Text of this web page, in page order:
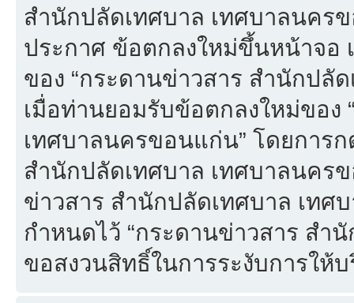
สำนักปลัดเทศบาล เทศบาลนคร
ประกาศ ข้อตกลงใหม่ขึ้นหน้าจอ
ของ “กระดานข่าวสาร สำนักปลั
เมื่อท่านยอมรับข้อตกลงใหม่ของ
เทศบาลนครขอนแก่น” โดยการ
สำนักปลัดเทศบาล เทศบาลนคร
ข่าวสาร สำนักปลัดเทศบาล เทศ
กำหนดไว้ “กระดานข่าวสาร สำ
ขอสงวนสิทธิ์ในการระงับการให้